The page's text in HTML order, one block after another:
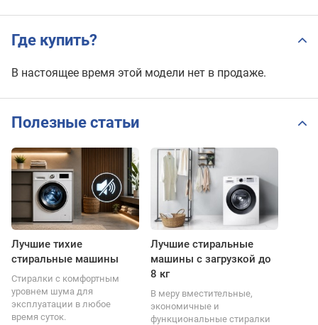
Где купить?
В настоящее время этой модели нет в продаже.
Полезные статьи
Лучшие тихие
стиральные машины
Стиралки с комфортным
уровнем шума для
эксплуатации в любое
время суток.
Лучшие стиральные
машины с загрузкой до
8 кг
В меру вместительные,
экономичные и
функциональные стиралки